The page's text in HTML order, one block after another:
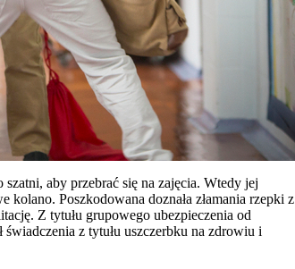
aby przebrać się na zajęcia. Wtedy jej
kolano. Poszkodowana doznała złamania rzepki z
Z tytułu grupowego ubezpieczenia od
z tytułu uszczerbku na zdrowiu i